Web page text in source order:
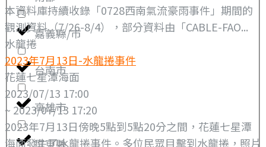
嘉義縣/市
台南市
高雄市
屏東縣
本資料庫持續收錄「0728西南氣流豪雨事件」期間的
觀測資料（7/26-8/4），部分資料由「CABLE-FAO...
水龍捲
2023年7月13日-水龍捲事件
花蓮七星潭海面
2023/07/13 17:00
~ 2023/07/13 17:20
2023年7月13日傍晚5點到5點20分之間，花蓮七星潭
海面發生了水龍捲事件。多位民眾目擊到水龍捲，照片